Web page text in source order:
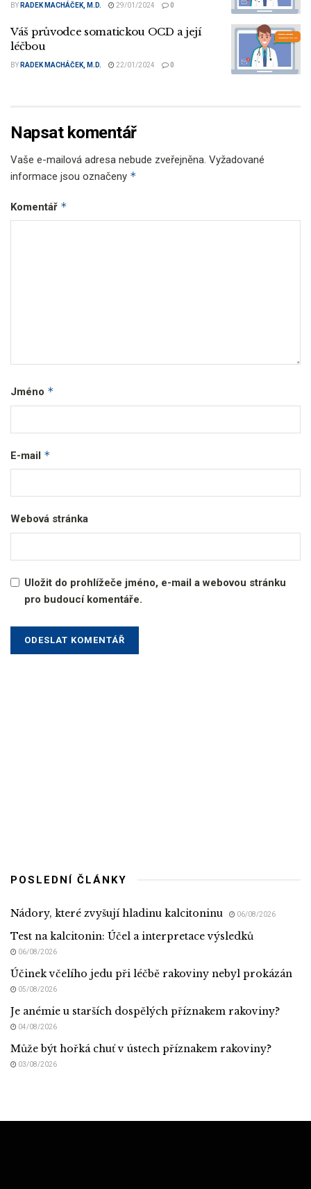
BY RADEK MACHÁČEK, M.D. 29/01/2024 0
Váš průvodce somatickou OCD a její
léčbou
BY RADEK MACHÁČEK, M.D. 22/01/2024 0
Napsat komentář
Vaše e-mailová adresa nebude zveřejněna. Vyžadované
informace jsou označeny *
Komentář *
Jméno *
E-mail *
Webová stránka
Uložit do prohlížeče jméno, e-mail a webovou stránku
pro budoucí komentáře.
POSLEDNÍ ČLÁNKY
Nádory, které zvyšují hladinu kalcitoninu 06/08/2026
Test na kalcitonin: Účel a interpretace výsledků
06/08/2026
Účinek včelího jedu při léčbě rakoviny nebyl prokázán
05/08/2026
Je anémie u starších dospělých příznakem rakoviny?
04/08/2026
Může být hořká chuť v ústech příznakem rakoviny?
03/08/2026